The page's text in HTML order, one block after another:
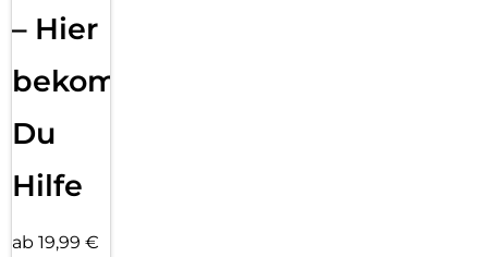
– Hier
bekommst
Du
Hilfe
ab 19,99 €